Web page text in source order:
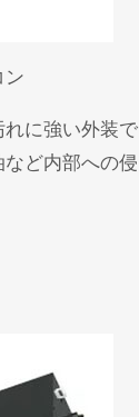
ン
に強い外装で
ど内部への侵